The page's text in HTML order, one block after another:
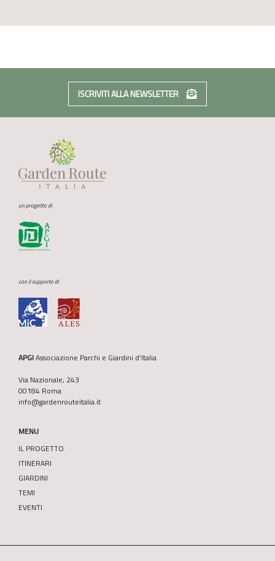
ISCRIVITI ALLA NEWSLETTER
un progetto di
con il supporto di
APGIAssociazione Parchi e Giardini d’Italia
Via Nazionale, 243
00184 Roma
info@gardenrouteitalia.it
MENU
IL PROGETTO
ITINERARI
GIARDINI
TEMI
EVENTI